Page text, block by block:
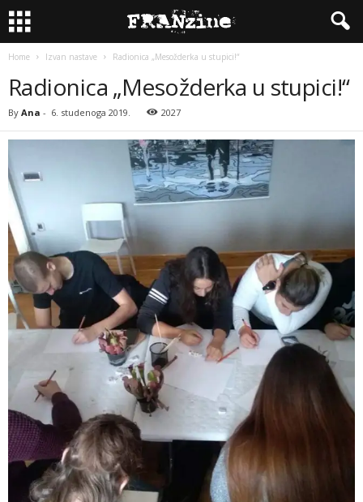
Home Izvan nastave Radionica „Mesožderka u stupici!“
Radionica „Mesožderka u stupici!“
By Ana - 6. studenoga 2019. 2027